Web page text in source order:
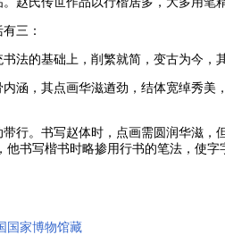
三：
的基础上，削繁就简，变古为今，
，其点画华滋遒劲，结体宽绰秀美
。书写赵体时，点画需圆润华滋，
他书写楷书时略掺用行书的笔法，使
国家博物馆藏